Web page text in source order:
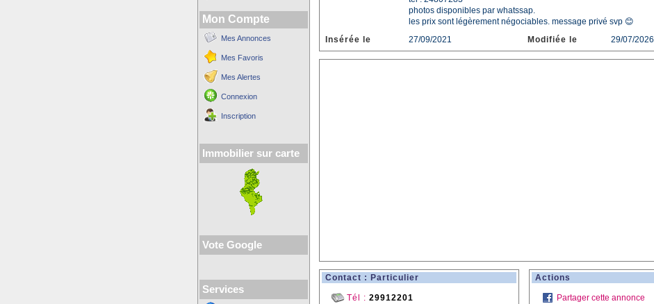
Mon Compte
Mes Annonces
Mes Favoris
Mes Alertes
Connexion
Inscription
Immobilier sur carte
Vote Google
Services
photos disponibles par whatssap.
les prix sont légèrement négociables. message privé svp 😊
Insérée le
27/09/2021 Modifiée le 29/07/2026
Contact : Particulier
Tél : 29912201
Actions
Partager cette annonce